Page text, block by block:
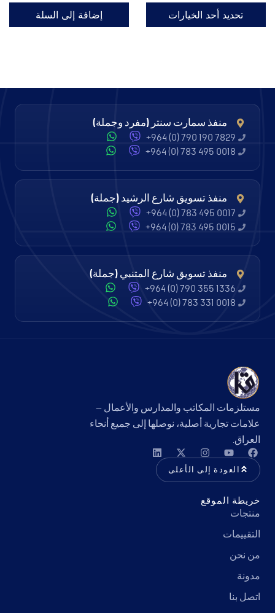
تحديد أحد الخيارات إضافة إلى السلة
منفذ سمارت سنتر (مفرد وجملة)
+964 (0) 790 190 7829
+964 (0) 783 495 0018
منفذ تسويق شارع الرشيد (جملة)
+964 (0) 783 495 0017
+964 (0) 783 495 0015
منفذ تسويق شارع المتنبي (جملة)
+964 (0) 790 355 1336
+964 (0) 783 331 0018
مستلزمات المكاتب والمدارس والأعمال —
علامات تجارية أصلية، نوصلها إلى جميع أنحاء
العراق.
العودة إلى الأعلى
خريطة الموقع
منتجات
التقييمات
من نحن
مدونة
اتصل بنا